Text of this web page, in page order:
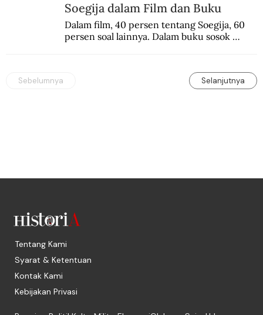
Soegija dalam Film dan Buku
Dalam film, 40 persen tentang Soegija, 60
persen soal lainnya. Dalam buku sosok
Sebelumnya Selanjutnya
Tentang Kami
Syarat & Ketentuan
Kontak Kami
Kebijakan Privasi